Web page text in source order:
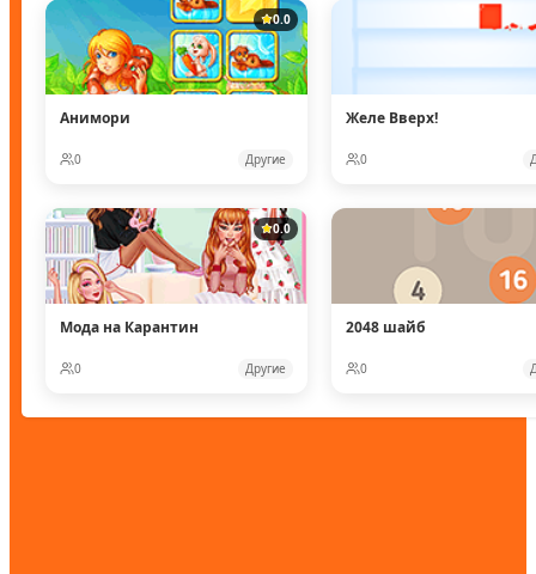
0.0
Анимори
0 Другие
Желе Вверх!
0
0.0
Мода на Карантин
0 Другие
2048 шайб
0